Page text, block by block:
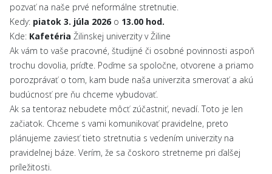
pozvať na naše prvé neformálne stretnutie.
Kedy: piatok 3. júla 2026 o 13.00 hod.
Kde: Kafetéria Žilinskej univerzity v Žiline
Ak vám to vaše pracovné, študijné či osobné povinnosti aspoň
trochu dovolia, príďte. Poďme sa spoločne, otvorene a priamo
porozprávať o tom, kam bude naša univerzita smerovať a akú
budúcnosť pre ňu chceme vybudovať.
Ak sa tentoraz nebudete môcť zúčastniť, nevadí. Toto je len
začiatok. Chceme s vami komunikovať pravidelne, preto
plánujeme zaviesť tieto stretnutia s vedením univerzity na
pravidelnej báze. Verím, že sa čoskoro stretneme pri ďalšej
príležitosti.